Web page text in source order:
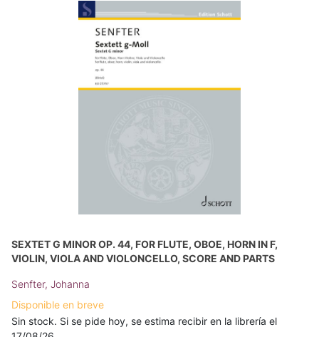
SEXTET G MINOR OP. 44, FOR FLUTE, OBOE, HORN IN F,
VIOLIN, VIOLA AND VIOLONCELLO, SCORE AND PARTS
Senfter, Johanna
Disponible en breve
Sin stock. Si se pide hoy, se estima recibir en la librería el